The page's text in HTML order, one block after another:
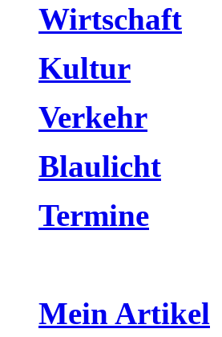
Wirtschaft
Kultur
Verkehr
Blaulicht
Termine
Mein Artikel